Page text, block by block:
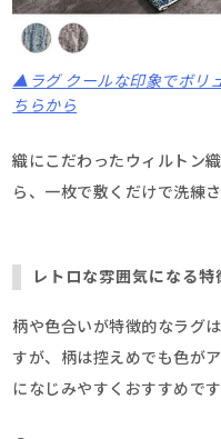
▲ラグ クールな印象でボリ
ちらから
織にこだわったウィルトン
ら、一枚で敷くだけで洗練
レトロな雰囲気になる特
柄や色合いが特徴的なラグ
すが、柄は控えめでも色が
になじみやすくおすすめです